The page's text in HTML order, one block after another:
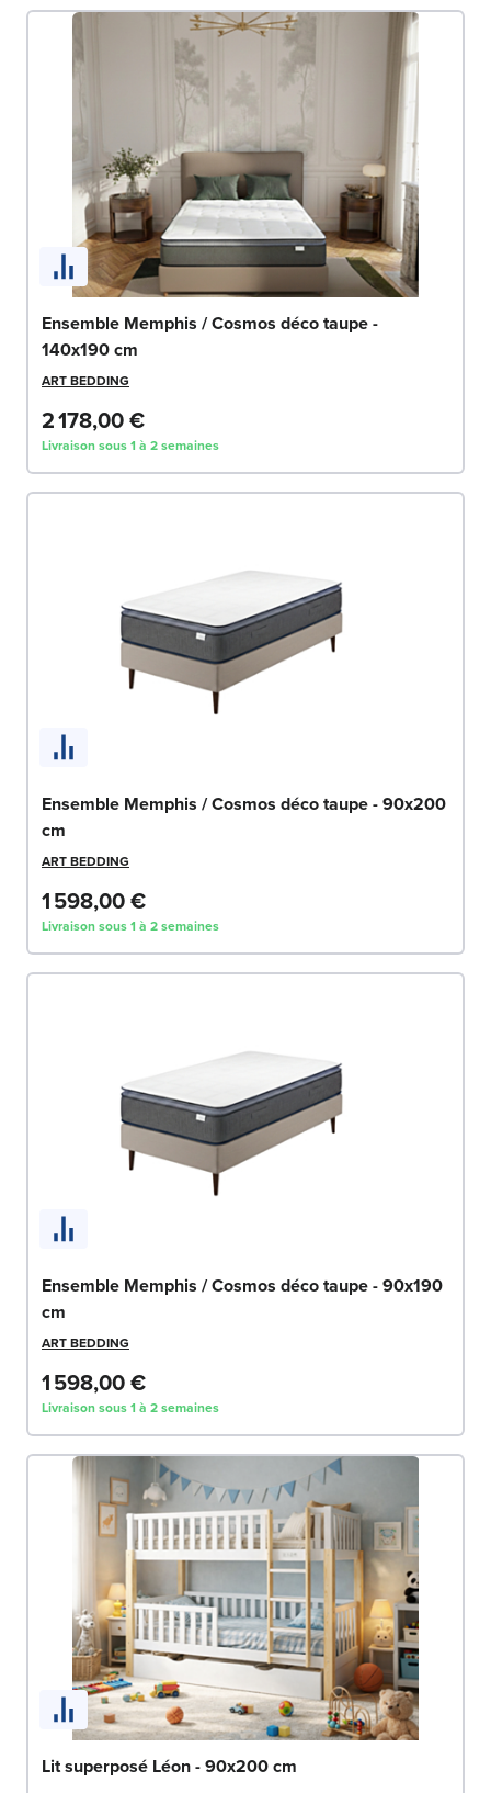
Ensemble Memphis / Cosmos déco taupe -
140x190 cm
ART BEDDING
2 178,00 €
Livraison sous 1 à 2 semaines
Ensemble Memphis / Cosmos déco taupe - 90x200
cm
ART BEDDING
1 598,00 €
Livraison sous 1 à 2 semaines
Ensemble Memphis / Cosmos déco taupe - 90x190
cm
ART BEDDING
1 598,00 €
Livraison sous 1 à 2 semaines
Lit superposé Léon - 90x200 cm